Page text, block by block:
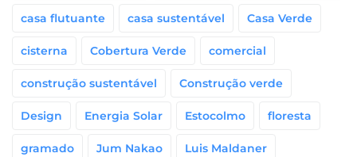
casa flutuante casa sustentável Casa Verde
cisterna Cobertura Verde comercial
construção sustentável Construção verde
Design Energia Solar Estocolmo floresta
gramado Jum Nakao Luis Maldaner